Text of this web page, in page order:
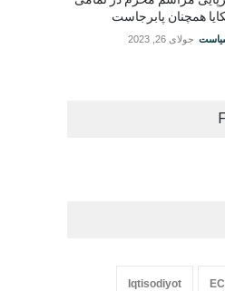
همچنان پابرجاست
جولای 26, 2023
Iqtisodiyot